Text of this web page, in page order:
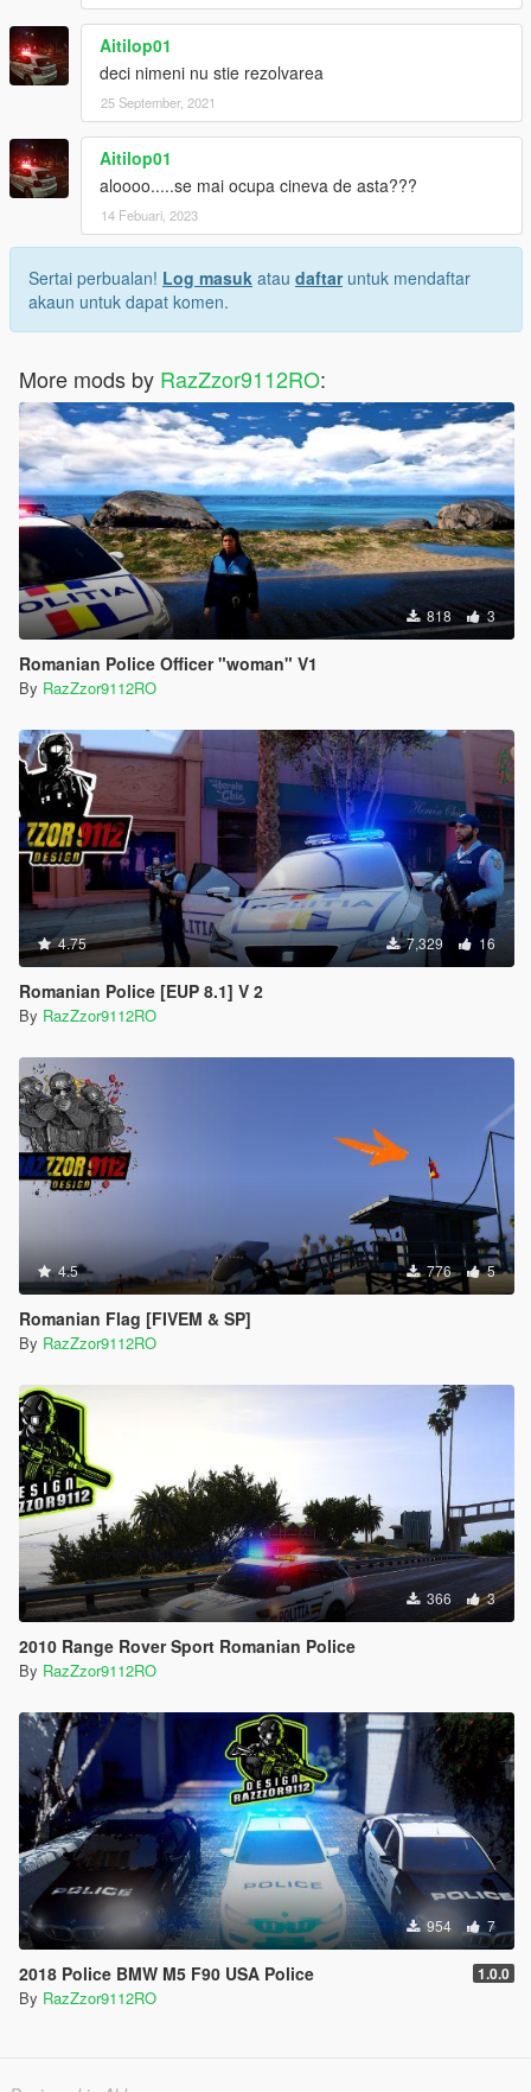
Aitilop01
deci nimeni nu stie rezolvarea
25 September, 2021
Aitilop01
aloooo.....se mai ocupa cineva de asta???
14 Febuari, 2023
Sertai perbualan! Log masuk atau daftaruntuk mendaftar
akaun untuk dapat komen.
More mods by RazZzor9112RO:
818 3
Romanian Police Officer "woman" V1
By RazZzor9112RO
4.75 7,329 16
Romanian Police [EUP 8.1] V 2
By RazZzor9112RO
4.5 776 5
Romanian Flag [FIVEM & SP]
By RazZzor9112RO
366 3
2010 Range Rover Sport Romanian Police
By RazZzor9112RO
954 7
2018 Police BMW M5 F90 USA Police 1.0.0
By RazZzor9112RO